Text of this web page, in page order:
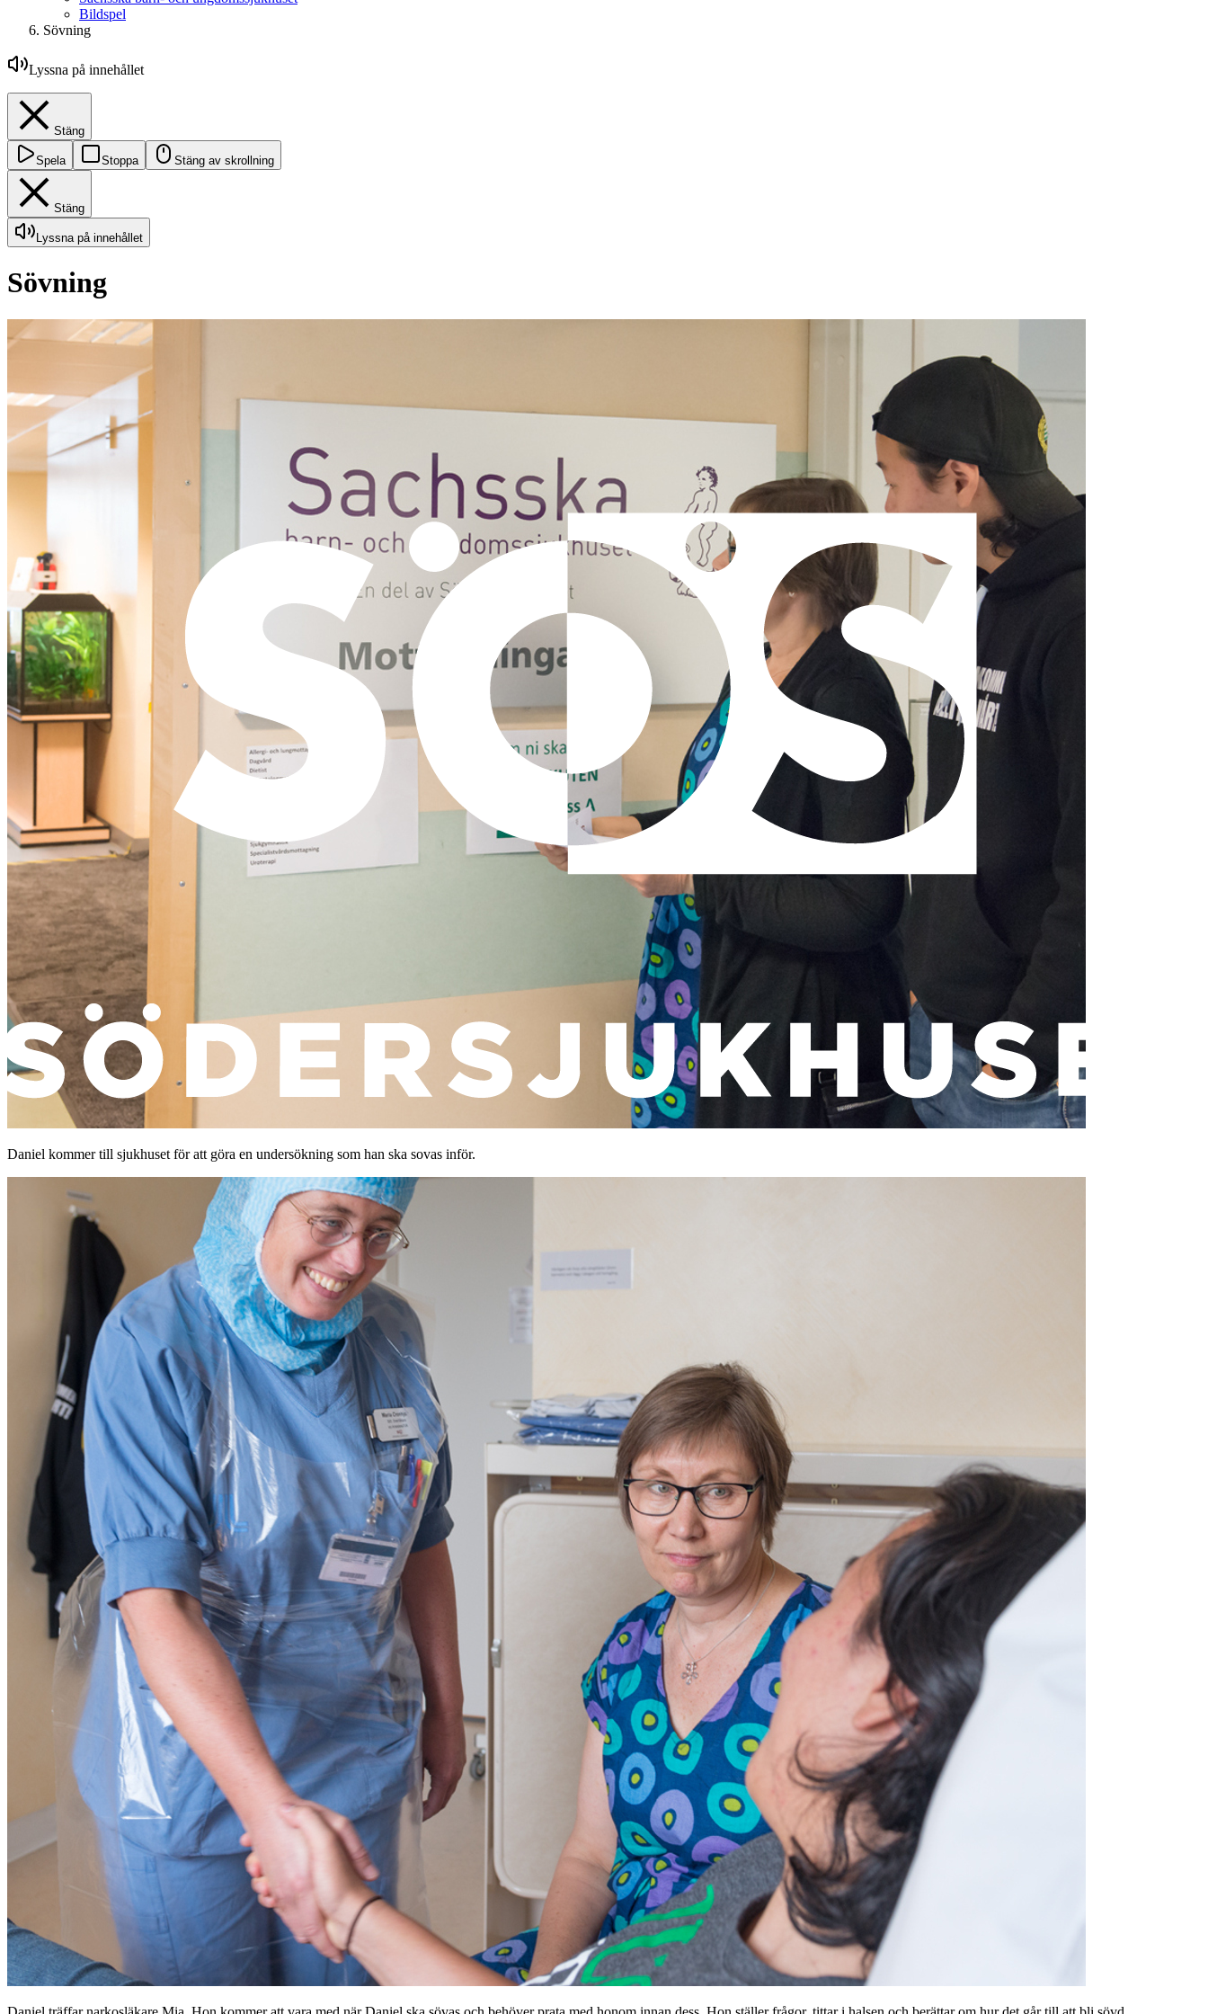
Bildspel
Sövning
Lyssna på innehållet
Stäng
Spela Stoppa Stäng av skrollning
Stäng
Lyssna på innehållet
Sövning
Daniel kommer till sjukhuset för att göra en undersökning som han ska sovas inför.